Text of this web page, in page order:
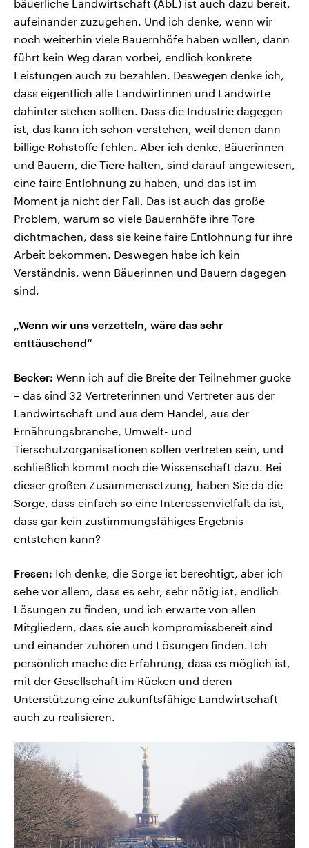
bäuerliche Landwirtschaft (AbL) ist auch dazu bereit,
aufeinander zuzugehen. Und ich denke, wenn wir
noch weiterhin viele Bauernhöfe haben wollen, dann
führt kein Weg daran vorbei, endlich konkrete
Leistungen auch zu bezahlen. Deswegen denke ich,
dass eigentlich alle Landwirtinnen und Landwirte
dahinter stehen sollten. Dass die Industrie dagegen
ist, das kann ich schon verstehen, weil denen dann
billige Rohstoffe fehlen. Aber ich denke, Bäuerinnen
und Bauern, die Tiere halten, sind darauf angewiesen,
eine faire Entlohnung zu haben, und das ist im
Moment ja nicht der Fall. Das ist auch das große
Problem, warum so viele Bauernhöfe ihre Tore
dichtmachen, dass sie keine faire Entlohnung für ihre
Arbeit bekommen. Deswegen habe ich kein
Verständnis, wenn Bäuerinnen und Bauern dagegen
sind.
„Wenn wir uns verzetteln, wäre das sehr
enttäuschend“
Becker: Wenn ich auf die Breite der Teilnehmer gucke
– das sind 32 Vertreterinnen und Vertreter aus der
Landwirtschaft und aus dem Handel, aus der
Ernährungsbranche, Umwelt- und
Tierschutzorganisationen sollen vertreten sein, und
schließlich kommt noch die Wissenschaft dazu. Bei
dieser großen Zusammensetzung, haben Sie da die
Sorge, dass einfach so eine Interessenvielfalt da ist,
dass gar kein zustimmungsfähiges Ergebnis
entstehen kann?
Fresen: Ich denke, die Sorge ist berechtigt, aber ich
sehe vor allem, dass es sehr, sehr nötig ist, endlich
Lösungen zu finden, und ich erwarte von allen
Mitgliedern, dass sie auch kompromissbereit sind
und einander zuhören und Lösungen finden. Ich
persönlich mache die Erfahrung, dass es möglich ist,
mit der Gesellschaft im Rücken und deren
Unterstützung eine zukunftsfähige Landwirtschaft
auch zu realisieren.